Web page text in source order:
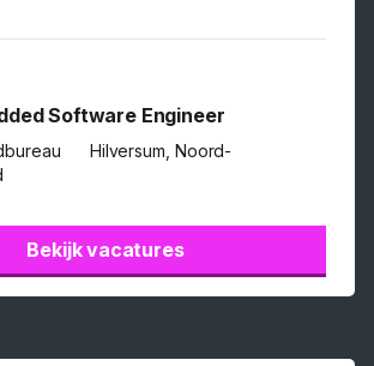
Software Engineer
Hilversum, Noord-
Bekijk vacatures